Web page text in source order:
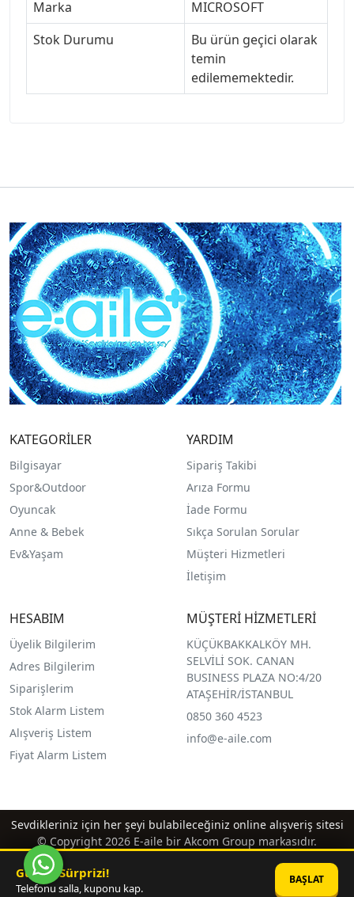
Marka
MICROSOFT
Stok Durumu
Bu ürün geçici olarak
temin
edilememektedir.
KATEGORİLER
Bilgisayar
Spor&Outdoor
Oyuncak
Anne & Bebek
Ev&Yaşam
YARDIM
Sipariş Takibi
Arıza Formu
İade Formu
Sıkça Sorulan Sorular
Müşteri Hizmetleri
İletişim
HESABIM
Üyelik Bilgilerim
Adres Bilgilerim
Siparişlerim
Stok Alarm Listem
Alışveriş Listem
Fiyat Alarm Listem
MÜŞTERİ HİZMETLERİ
KÜÇÜKBAKKALKÖY MH.
SELVİLİ SOK. CANAN
BUSINESS PLAZA NO:4/20
ATAŞEHİR/İSTANBUL
0850 360 4523
info@e-aile.com
Sevdikleriniz için her şeyi bulabileceğiniz online alışveriş sitesi
© Copyright 2026 E-aile bir Akcom Group markasıdır.
PlatinMarket® E-Ticaret Sistemi İle Hazırlanmıştır.
Günün Sürprizi!
Telefonu salla, kuponu kap.
BAŞLAT